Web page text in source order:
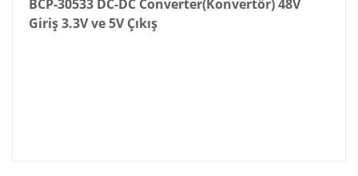
BCP-30533 DC-DC Converter(Konvertör) 48V
Giriş 3.3V ve 5V Çıkış